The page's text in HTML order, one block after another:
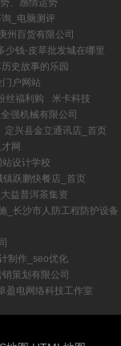
、感情运势
_电脑测评
州百货有限公司
少钱-皮草批发城在哪里
史故事的乐园
户网站
丝福利购
米卡科技
强机械有限公司
定兴县金立通讯店_首页
网
设计学校
镇跃鹏快餐店_首页
益普洱茶集资
_长沙市人防工程防护设备
制作_seo优化
策划有限公司
盈电网络科技工作室